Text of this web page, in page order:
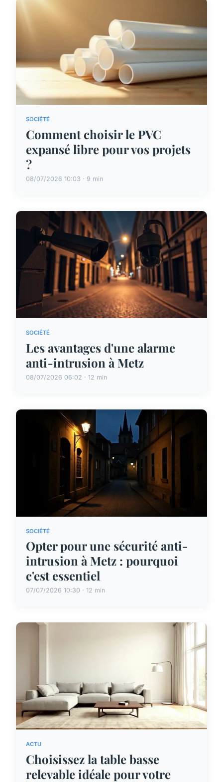
SOCIÉTÉ
Comment choisir le PVC
expansé libre pour vos projets
?
08/07/2026 10:03 · 9 min
SOCIÉTÉ
Les avantages d'une alarme
anti-intrusion à Metz
08/07/2026 06:02 · 12 min
SOCIÉTÉ
Opter pour une sécurité anti-
intrusion à Metz : pourquoi
c'est essentiel
07/07/2026 10:30 · 12 min
ACTU
Choisissez la table basse
relevable idéale pour votre